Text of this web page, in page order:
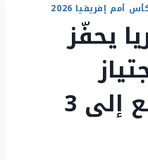
أمم إفريقيا 2026
يحفّز
المغرب ويتطلع إلى 3